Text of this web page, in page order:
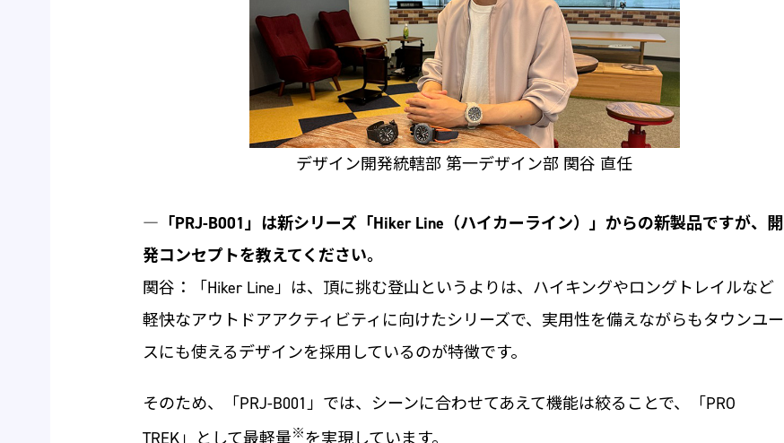
デザイン開発統轄部 第一デザイン部 関谷 直任
―「PRJ-B001」は新シリーズ「Hiker Line（ハイカーライン）」からの新製品ですが、開
発コンセプトを教えてください。
関谷：「Hiker Line」は、頂に挑む登山というよりは、ハイキングやロングトレイルなど
軽快なアウトドアアクティビティに向けたシリーズで、実用性を備えながらもタウンユー
スにも使えるデザインを採用しているのが特徴です。
そのため、「PRJ-B001」では、シーンに合わせてあえて機能は絞ることで、「PRO
TREK」として最軽量※を実現しています。